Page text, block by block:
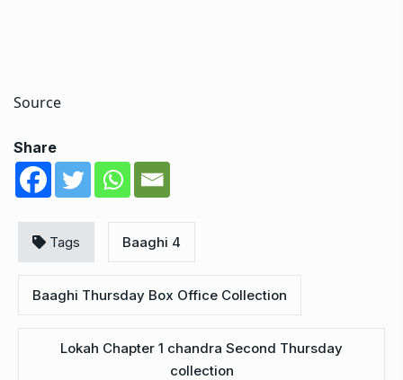
Source
Share
Tags Baaghi 4
Baaghi Thursday Box Office Collection
Lokah Chapter 1 chandra Second Thursday
collection